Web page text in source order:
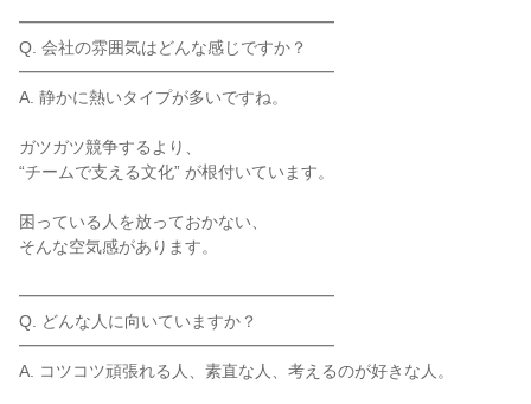
━━━━━━━━━━━━━━━━━━━
Q. 会社の雰囲気はどんな感じですか？
━━━━━━━━━━━━━━━━━━━
A. 静かに熱いタイプが多いですね。
ガツガツ競争するより、
“チームで支える文化” が根付いています。
困っている人を放っておかない、
そんな空気感があります。
━━━━━━━━━━━━━━━━━━━
Q. どんな人に向いていますか？
━━━━━━━━━━━━━━━━━━━
A. コツコツ頑張れる人、素直な人、考えるのが好きな人。